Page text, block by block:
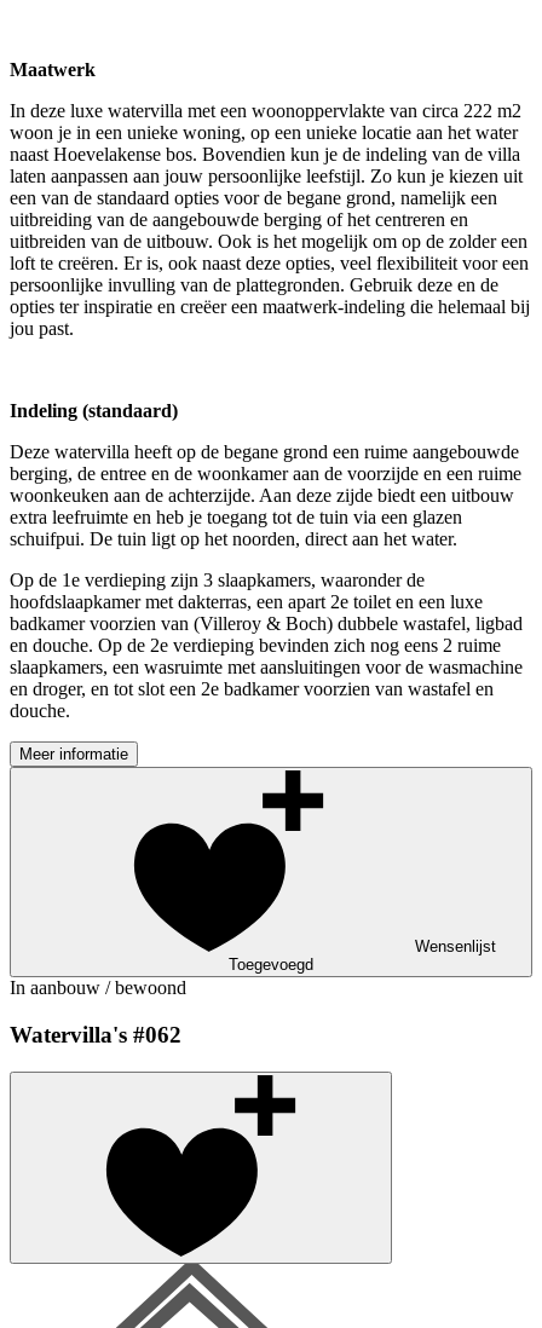
Maatwerk
In deze luxe watervilla met een woonoppervlakte van circa 222 m2
woon je in een unieke woning, op een unieke locatie aan het water
naast Hoevelakense bos. Bovendien kun je de indeling van de villa
laten aanpassen aan jouw persoonlijke leefstijl. Zo kun je kiezen uit
een van de standaard opties voor de begane grond, namelijk een
uitbreiding van de aangebouwde berging of het centreren en
uitbreiden van de uitbouw. Ook is het mogelijk om op de zolder een
loft te creëren. Er is, ook naast deze opties, veel flexibiliteit voor een
persoonlijke invulling van de plattegronden. Gebruik deze en de
opties ter inspiratie en creëer een maatwerk-indeling die helemaal bij
jou past.
Indeling (standaard)
Deze watervilla heeft op de begane grond een ruime aangebouwde
berging, de entree en de woonkamer aan de voorzijde en een ruime
woonkeuken aan de achterzijde. Aan deze zijde biedt een uitbouw
extra leefruimte en heb je toegang tot de tuin via een glazen
schuifpui. De tuin ligt op het noorden, direct aan het water.
Op de 1e verdieping zijn 3 slaapkamers, waaronder de
hoofdslaapkamer met dakterras, een apart 2e toilet en een luxe
badkamer voorzien van (Villeroy & Boch) dubbele wastafel, ligbad
en douche. Op de 2e verdieping bevinden zich nog eens 2 ruime
slaapkamers, een wasruimte met aansluitingen voor de wasmachine
en droger, en tot slot een 2e badkamer voorzien van wastafel en
douche.
Meer informatie
Wensenlijst
Toegevoegd
In aanbouw / bewoond
Watervilla's #062